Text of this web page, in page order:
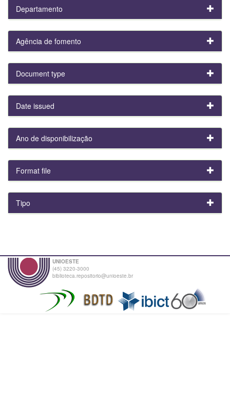
Departamento
Agência de fomento
Document type
Date issued
Ano de disponibilização
Format file
Tipo
UNIOESTE
(45) 3220-3000
biblioteca.repositorio@unioeste.br